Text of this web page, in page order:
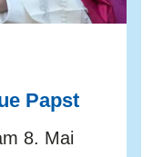
Papst
8. Mai